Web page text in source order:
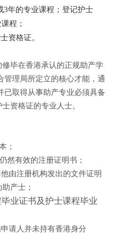
3年的专业课程；登记护士
程；
资格证。
毕在香港承认的正规助产学
管理局所定立的核心才能，通
已取得从事助产专业必须具备
资格证的专业人士。
；
然有效的注册证明书；
由注册机构发出的文件证明
产士；
业证书及护士课程毕业
请人并未持有香港身分